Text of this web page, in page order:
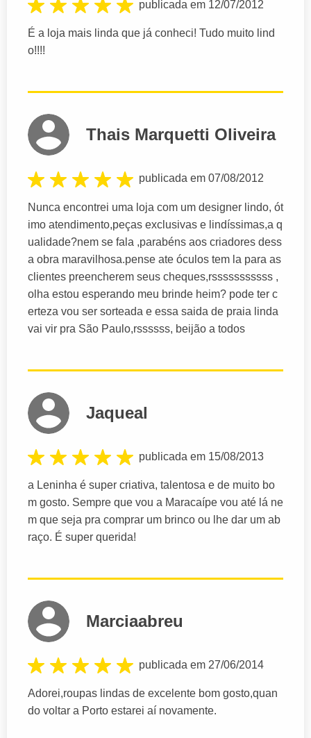
publicada em 12/07/2012
É a loja mais linda que já conheci! Tudo muito lind
o!!!!
Thais Marquetti Oliveira
publicada em 07/08/2012
Nunca encontrei uma loja com um designer lindo, ót
imo atendimento,peças exclusivas e lindíssimas,a q
ualidade?nem se fala ,parabéns aos criadores dess
a obra maravilhosa.pense ate óculos tem la para as
clientes preencherem seus cheques,rsssssssssss ,
olha estou esperando meu brinde heim? pode ter c
erteza vou ser sorteada e essa saida de praia linda
vai vir pra São Paulo,rssssss, beijão a todos
Jaqueal
publicada em 15/08/2013
a Leninha é super criativa, talentosa e de muito bo
m gosto. Sempre que vou a Maracaípe vou até lá ne
m que seja pra comprar um brinco ou lhe dar um ab
raço. É super querida!
Marciaabreu
publicada em 27/06/2014
Adorei,roupas lindas de excelente bom gosto,quan
do voltar a Porto estarei aí novamente.